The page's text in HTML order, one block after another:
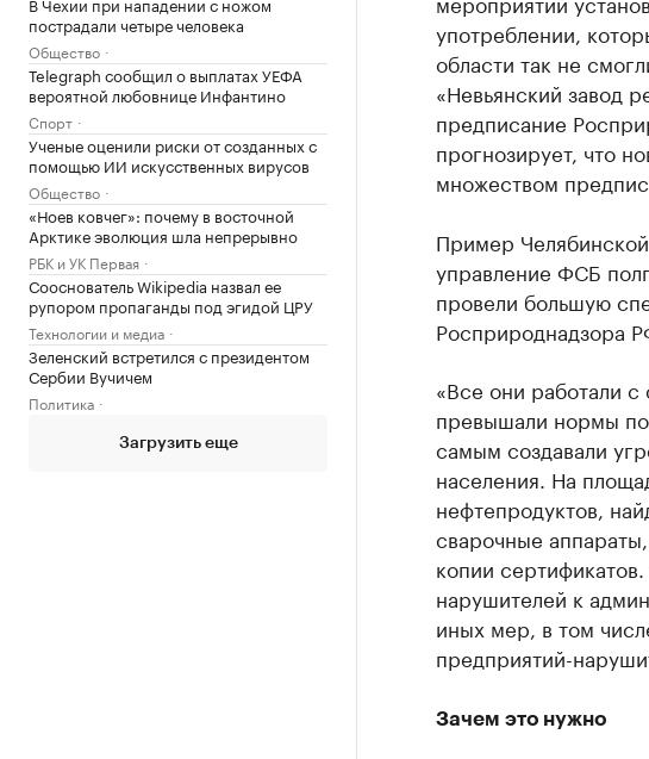
пострадали четыре человека
Общество
Telegraph сообщил о выплатах УЕФА
вероятной любовнице Инфантино
Спорт
Ученые оценили риски от созданных с
помощью ИИ искусственных вирусов
Общество
«Ноев ковчег»: почему в восточной
Арктике эволюция шла непрерывно
РБК и УК Первая
Сооснователь Wikipedia назвал ее
рупором пропаганды под эгидой ЦРУ
Технологии и медиа
Зеленский встретился с президентом
Сербии Вучичем
Политика
Загрузить еще
употреблении,
области так не
«Невьянский завод
предписание
прогнозирует, что
множеством
Пример
управление ФСБ
провели большую
Росприроднадзора
«Все они работали
превышали нормы
самым создавали
населения. На
нефтепродуктов,
сварочные
копии
нарушителей к
иных мер, в том
предприятий-
Зачем это нужно